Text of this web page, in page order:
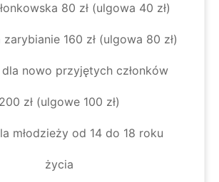
80 zł (ulgowa 40 zł)
zarybianie 160 zł (ulgowa 80 zł)
nowo przyjętych członków
200 zł (ulgowe 100 zł)
młodzieży od 14 do 18 roku
życia